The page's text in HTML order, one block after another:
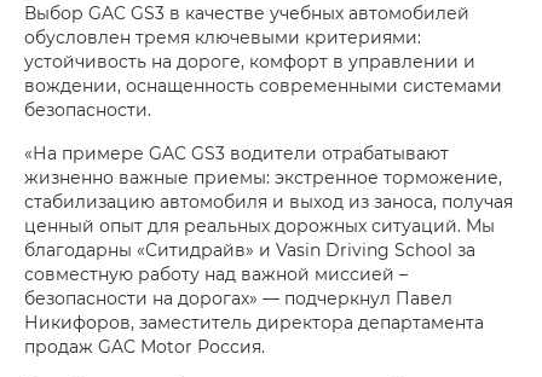
Выбор GAC GS3 в качестве учебных автомобилей
обусловлен тремя ключевыми критериями:
устойчивость на дороге, комфорт в управлении и
вождении, оснащенность современными системами
безопасности.
«На примере GAC GS3 водители отрабатывают
жизненно важные приемы: экстренное торможение,
стабилизацию автомобиля и выход из заноса, получая
ценный опыт для реальных дорожных ситуаций. Мы
благодарны «Ситидрайв» и Vasin Driving School за
совместную работу над важной миссией –
безопасности на дорогах» — подчеркнул Павел
Никифоров, заместитель директора департамента
продаж GAC Motor Россия.